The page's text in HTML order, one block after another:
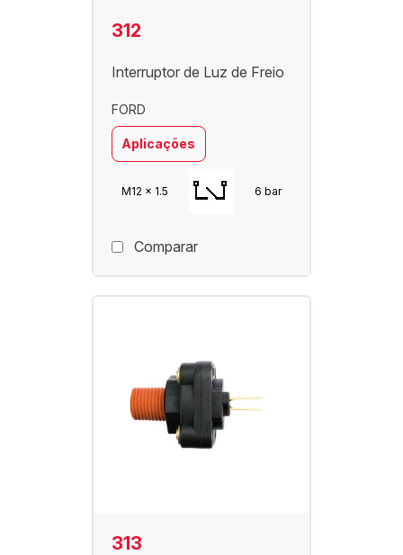
312
Interruptor de Luz de Freio
FORD
Aplicações
M12 x 1.5 6 bar
Comparar
313